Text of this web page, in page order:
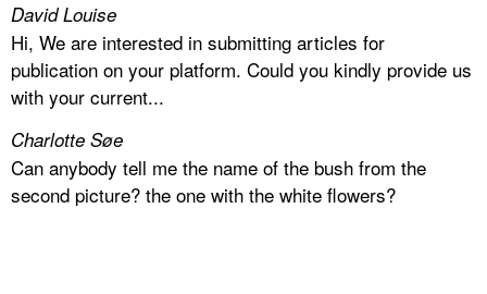
David Louise
Hi, We are interested in submitting articles for
publication on your platform. Could you kindly provide us
with your current...
Charlotte Søe
Can anybody tell me the name of the bush from the
second picture? the one with the white flowers?